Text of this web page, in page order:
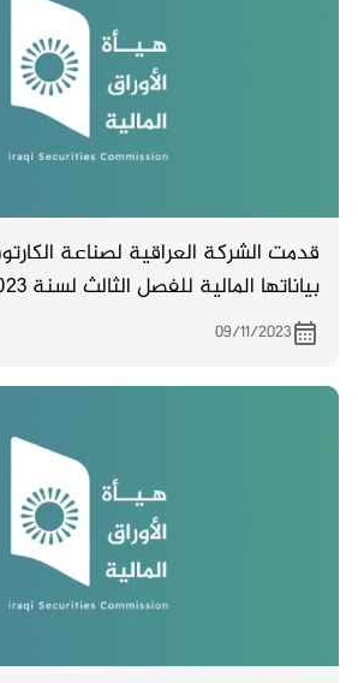
قدمت الشركة العراقية لصناعة
بياناتها المالية للفصل الثالث لسنة 2023
09/11/2023